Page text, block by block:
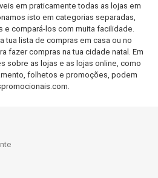
em praticamente todas as lojas em
isto em categorias separadas,
e compará-los com muita facilidade.
tua lista de compras em casa ou no
fazer compras na tua cidade natal. Em
sobre as lojas e as lojas online, como
folhetos e promoções, podem